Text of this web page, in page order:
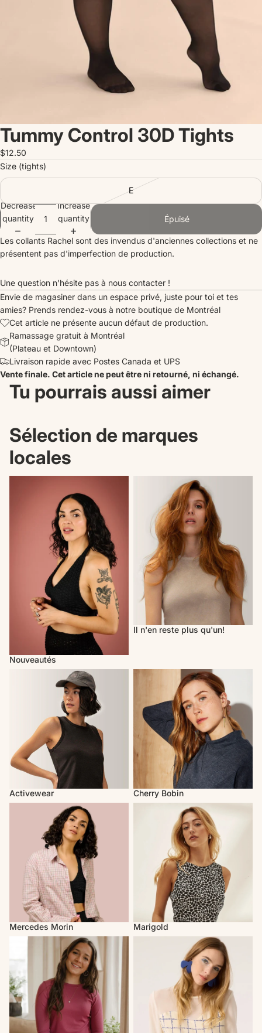
Tummy Control 30D Tights
$12.50
Size (tights)
E
Decrease
quantity
Increase
quantity
Épuisé
Les collants Rachel sont des invendus d'anciennes collections et ne
présentent pas d'imperfection de production.
Une question n'hésite pas à nous contacter !
Envie de magasiner dans un espace privé, juste pour toi et tes
amies? Prends rendez-vous à notre boutique de Montréal
Cet article ne présente aucun défaut de production.
Ramassage gratuit à Montréal
(Plateau et Downtown)
Livraison rapide avec Postes Canada et UPS
Vente finale. Cet article ne peut être ni retourné, ni échangé.
Tu pourrais aussi aimer
Sélection de marques
locales
Nouveautés
Il n'en reste plus qu'un!
Il n'en reste plus qu'un!
Activewear
Cherry Bobin
Cherry Bobin
Mercedes Morin
Mercedes Morin
Marigold
Louve Design